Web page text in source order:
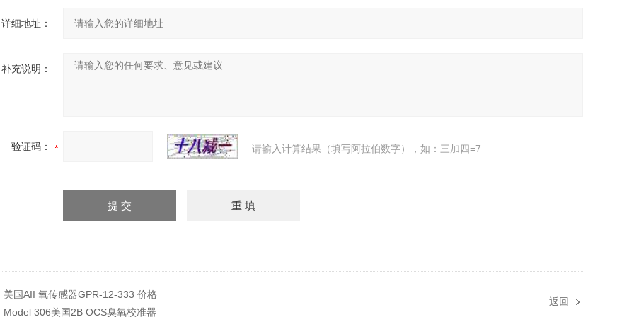
详细地址：
补充说明：
验证码： 请输入计算结果（填写阿拉伯数字），如：三加四=7
美国AII 氧传感器GPR-12-333 价格
Model 306美国2B OCS臭氧校准器
返回